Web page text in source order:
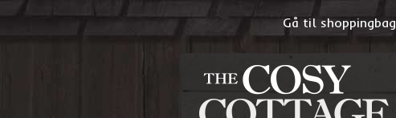
Gå til shoppingbag